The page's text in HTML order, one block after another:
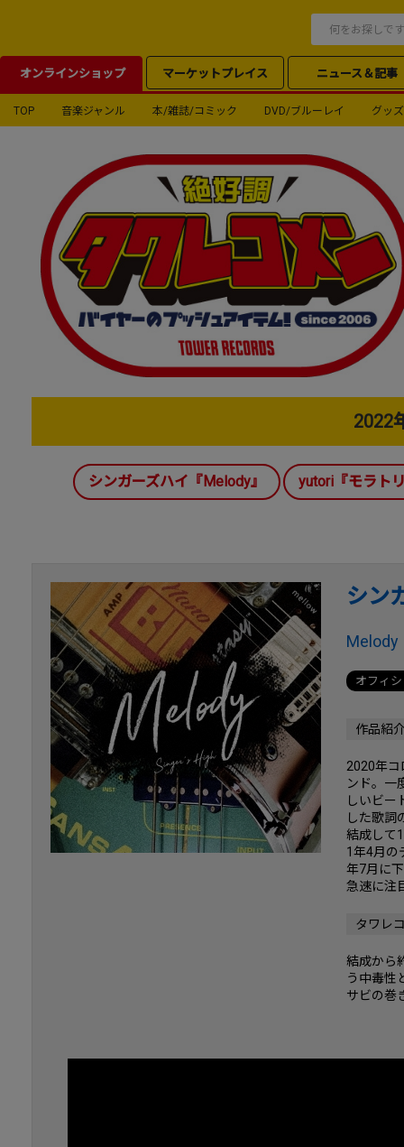
オンラインショップ マーケットプレイス ニュース＆記事
TOP 音楽ジャンル 本/雑誌/コミック DVD/ブルーレイ グッズ
2022
シンガーズハイ『Melody』 yutori『モラト
シン
Melody
オフィ
作品紹
2020年コ
ンド。一
しいビー
した歌詞
結成して
1年4月の
年7月に
急速に注
タワレ
結成から
う中毒性
サビの巻